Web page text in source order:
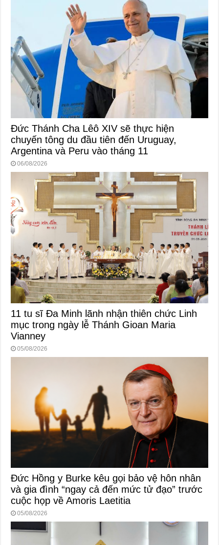
Đức Thánh Cha Lêô XIV sẽ thực hiện
chuyến tông du đầu tiên đến Uruguay,
Argentina và Peru vào tháng 11
06/08/2026
11 tu sĩ Đa Minh lãnh nhận thiên chức Linh
mục trong ngày lễ Thánh Gioan Maria
Vianney
05/08/2026
Đức Hồng y Burke kêu gọi bảo vệ hôn nhân
và gia đình “ngay cả đến mức tử đạo” trước
cuộc họp về Amoris Laetitia
05/08/2026